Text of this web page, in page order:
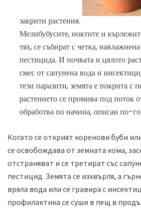
закрити растения.
Мелибубусите, ноктите и
тях, се събират с четка,
пестицида. И почвата и цялото
смес от сапунена вода и
тези паразити, земята е покрита с
растението се промива под поток
обработва по начина, описан по-
Когато се открият коренови буби
се освобождава от земната кома,
отстраняват и се третират със
пестицид. Земята се изхвърля, а
вряла вода или се гравира с
профилактика се суши в пещ в